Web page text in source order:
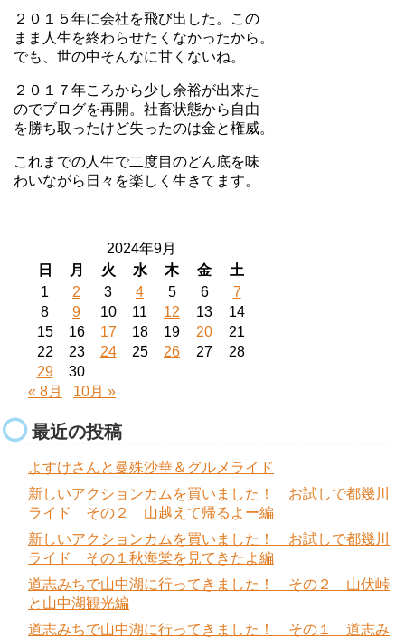
２０１５年に会社を飛び出した。この
まま人生を終わらせたくなかったから。
でも、世の中そんなに甘くないね。
２０１７年ころから少し余裕が出来た
のでブログを再開。社畜状態から自由
を勝ち取ったけど失ったのは金と権威。
これまでの人生で二度目のどん底を味
わいながら日々を楽しく生きてます。
2024年9月
日
月 火 水 木 金
土
1
2 3 4 5 6
7
8
9 10 11 12 13
14
15
16 17 18 19 20
21
22
23 24 25 26 27
28
29
30
« 8月
10月 »
最近の投稿
よすけさんと曼殊沙華＆グルメライド
新しいアクションカムを買いました！ お試しで都幾川
ライド その２ 山越えて帰るよー編
新しいアクションカムを買いました！ お試しで都幾川
ライド その１秋海棠を見てきたよ編
道志みちで山中湖に行ってきました！ その２ 山伏峠
と山中湖観光編
道志みちで山中湖に行ってきました！ その１ 道志み